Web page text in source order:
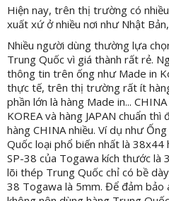
Hiện nay, trên thị trường có
xuất xứ ở nhiều nơi như Nhật
Nhiều người dùng thường lựa
Trung Quốc vì giá thành rất rẻ.
thông tin trên ống như Made in
thực tế, trên thị trường rất ít
phần lớn là hàng Made in...
KOREA và hàng JAPAN chuẩn
hàng CHINA nhiều. Ví dụ như
Quốc loại phổ biến nhất là
SP-38 của Togawa kích thước là
lõi thép Trung Quốc chỉ có bề
38 Togawa là 5mm. Để đảm bảo